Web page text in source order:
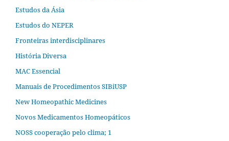
Estudos da Ásia​
Estudos do NEPER
Fronteiras interdisciplinares
História Diversa
MAC Essencial
Manuais de Procedimentos SIBiUSP
New Homeopathic Medicines
Novos Medicamentos Homeopáticos
NOSS cooperação pelo clima; 1